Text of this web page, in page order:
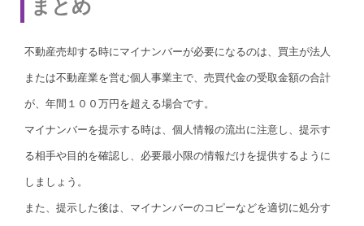
まとめ
不動産売却する時にマイナンバーが必要になるのは、買主が法人
または不動産業を営む個人事業主で、売買代金の受取金額の合計
が、年間１００万円を超える場合です。
マイナンバーを提示する時は、個人情報の流出に注意し、提示す
る相手や目的を確認し、必要最小限の情報だけを提供するように
しましょう。
また、提示した後は、マイナンバーのコピーなどを適切に処分す